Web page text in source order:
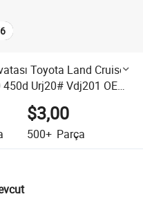
6
Toyota Land Cruiser
Urj20# Vdj201 OEM
$3,00
500+ Parça